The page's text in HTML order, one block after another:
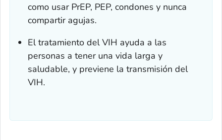
como usar PrEP, PEP, condones y nunca
compartir agujas.
El tratamiento del VIH ayuda a las
personas a tener una vida larga y
saludable, y previene la transmisión del
VIH.